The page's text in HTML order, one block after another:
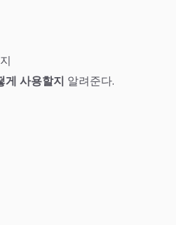
게 사용할지 알려준다.